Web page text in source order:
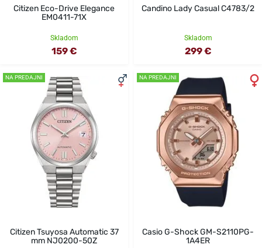
Citizen Eco-Drive Elegance
EM0411-71X
Skladom
159 €
Candino Lady Casual C4783/2
Skladom
299 €
NA PREDAJNI
Citizen Tsuyosa Automatic 37
mm NJ0200-50Z
NA PREDAJNI
Casio G-Shock GM-S2110PG-
1A4ER